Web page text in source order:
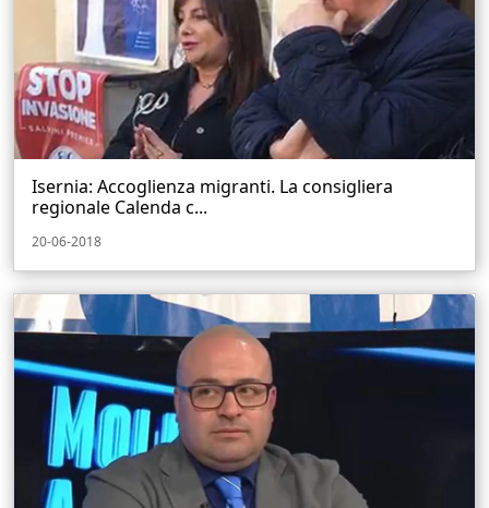
Isernia: Accoglienza migranti. La consigliera
regionale Calenda c...
20-06-2018